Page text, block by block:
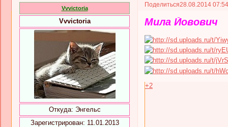
Поделиться28.08.2014
Vvvictoria
Vvvictoria
Откуда: Энгельс
Зарегистрирован: 11.01.2013
Мила Йовович
+2